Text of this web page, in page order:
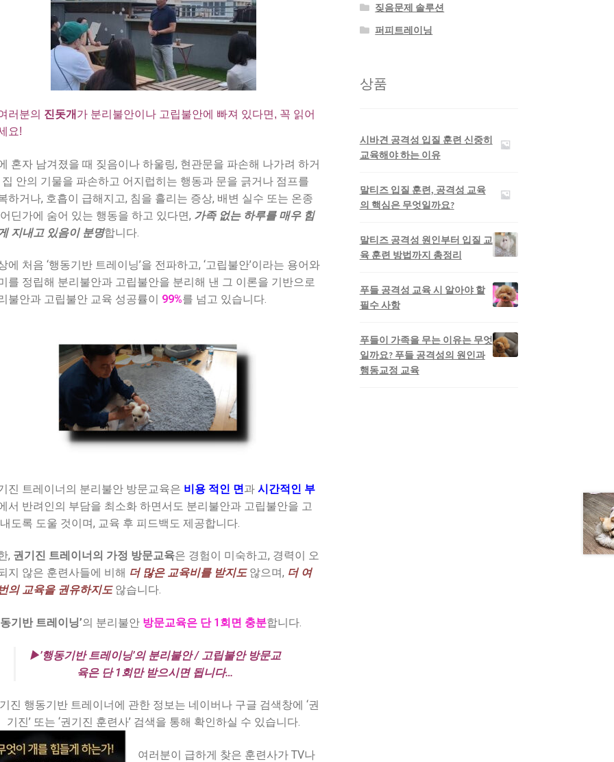
러분의 진돗개 가 분리불안이나 고립불안에 빠져 있다면, 꼭 읽어
요!
혼자 남겨졌을 때 짖음이나 하울링, 현관문을 파손해 나가려 하거
집 안의 기물을 파손하고 어지럽히는 행동과 문을 긁거나 점프를
하거나, 호흡이 급해지고, 침을 흘리는 증상, 배변 실수 또는 온종
딘가에 숨어 있는 행동을 하고 있다면, 가족 없는 하루를 매우 힘
지내고 있음이 분명합니다.
에 처음 ‘행동기반 트레이닝’을 전파하고, ‘고립불안’이라는 용어와
를 정립해 분리불안과 고립불안을 분리해 낸 그 이론을 기반으로
불안과 고립불안 교육 성공률이 99%를 넘고 있습니다.
진 트레이너의 분리불안 방문교육은 비용 적인 면과 시간적인 부
서 반려인의 부담을 최소화 하면서도 분리불안과 고립불안을 고
도록 도울 것이며, 교육 후 피드백도 제공합니다.
, 권기진 트레이너의 가정 방문교육은 경험이 미숙하고, 경력이 오
지 않은 훈련사들에 비해 더 많은 교육비를 받지도않으며, 더 여
의 교육을 권유하지도않습니다.
동기반 트레이닝’의 분리불안 방문교육은 단 1회면 충분합니다.
▶’행동기반 트레이닝’의 분리불안 / 고립불안 방문교
육은 단 1회만 받으시면 됩니다…
진 행동기반 트레이너에 관한 정보는 네이버나 구글 검색창에 ‘권
기진’ 또는 ‘권기진 훈련사’ 검색을 통해 확인하실 수 있습니다.
여러분이 급하게 찾은 훈련사가 TV나
짖음문제 솔루션
퍼피트레이닝
상품
시바견 공격성 입질 훈련 신중히
교육해야 하는 이유
말티즈 입질 훈련, 공격성 교육
의 핵심은 무엇일까요?
말티즈 공격성 원인부터 입질 교
육 훈련 방법까지 총정리
푸들 공격성 교육 시 알아야 할
필수 사항
푸들이 가족을 무는 이유는 무엇
일까요? 푸들 공격성의 원인과
행동교정 교육